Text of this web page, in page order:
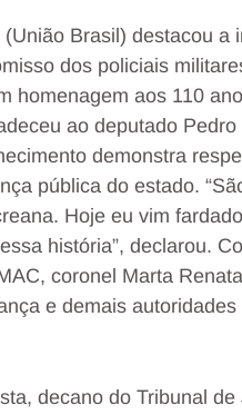
Brasil) destacou a
dos policiais
homenagem aos 110
ao deputado
demonstra
pública do estado.
Hoje eu vim
história”, declarou.
coronel Marta
e demais
decano do Tribunal